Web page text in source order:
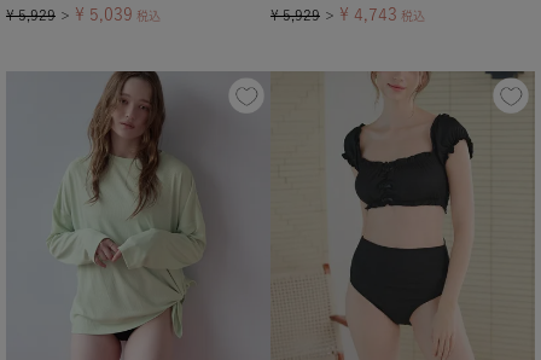
¥ 5,929 ＞ ¥ 5,039 税込
¥ 5,929 ＞ ¥ 4,743 税込